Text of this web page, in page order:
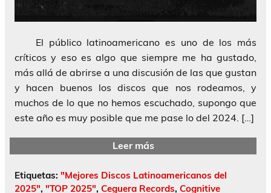
El público latinoamericano es uno de los más
críticos y eso es algo que siempre me ha gustado,
más allá de abrirse a una discusión de las que gustan
y hacen buenos los discos que nos rodeamos, y
muchos de lo que no hemos escuchado, supongo que
este año es muy posible que me pase lo del 2024. […]
Leer más
Etiquetas: "Mejores Discos Latinoamericanos del
2025", "TOP 2025", Ceguera Records, Cognitive